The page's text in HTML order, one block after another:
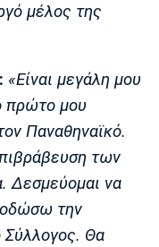
μέλος της
«Είναι μεγάλη μου
πρώτο μου
Παναθηναϊκό.
των
Δεσμεύομαι να
την
Σύλλογος. Θα